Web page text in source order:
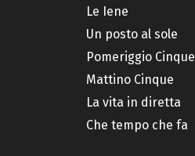
Le Iene
Un posto al sole
Pomeriggio Cinque
Mattino Cinque
La vita in diretta
Che tempo che fa